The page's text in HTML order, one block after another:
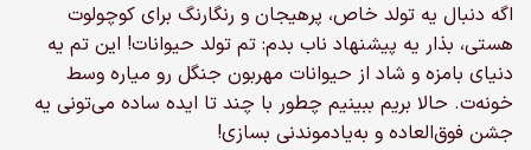
اگه دنبال یه تولد خاص، پرهیجان و رنگارنگ برای کوچولوت
هستی، بذار یه پیشنهاد ناب بدم: تم تولد حیوانات! این تم یه
دنیای بامزه و شاد از حیوانات مهربون جنگل رو میاره وسط
خونه‌ت. حالا بریم ببینیم چطور با چند تا ایده ساده می‌تونی یه
جشن فوق‌العاده و به‌یاد‌موندنی بسازی!